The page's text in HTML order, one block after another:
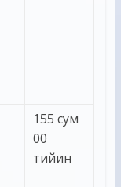
155 сум
00
тийин